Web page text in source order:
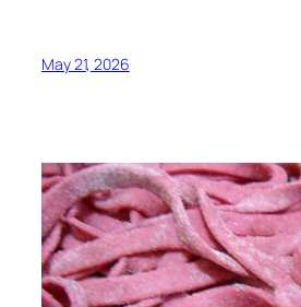
May 21, 2026